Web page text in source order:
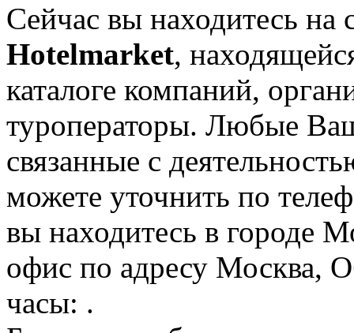
Сейчас вы находитесь на
Hotelmarket,
каталоге компаний,
туроператоры. Любые
связанные с
можете уточнить по
вы находитесь в городе
офис по адресу Москва,
часы: .